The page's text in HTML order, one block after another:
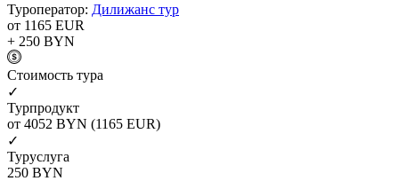
Туроператор: Дилижанс тур
от 1165 EUR
+ 250 BYN
Cтоимость тура
✓
Турпродукт
от 4052 BYN (1165 EUR)
✓
Туруслуга
250 BYN